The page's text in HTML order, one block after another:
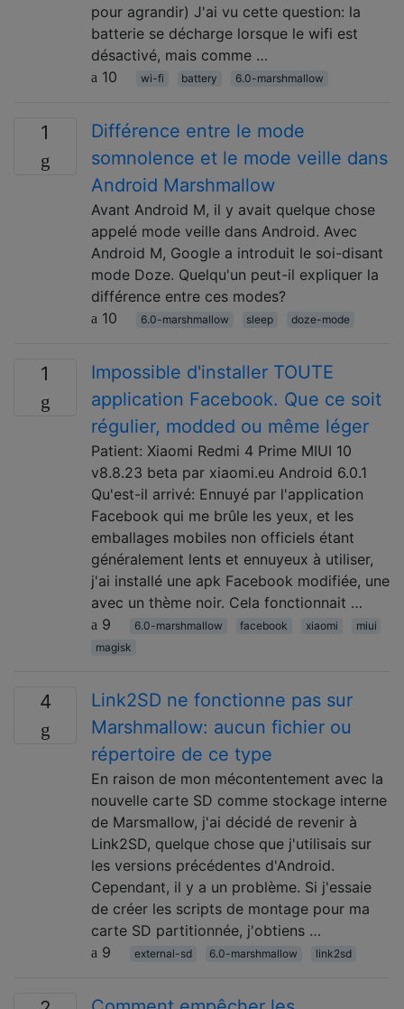
pour agrandir) J'ai vu cette question: la
batterie se décharge lorsque le wifi est
désactivé, mais comme …
10
wi-fi battery 6.0-marshmallow
1
Différence entre le mode
somnolence et le mode veille dans
Android Marshmallow
Avant Android M, il y avait quelque chose
appelé mode veille dans Android. Avec
Android M, Google a introduit le soi-disant
mode Doze. Quelqu'un peut-il expliquer la
différence entre ces modes?
10
6.0-marshmallow sleep doze-mode
1
Impossible d'installer TOUTE
application Facebook. Que ce soit
régulier, modded ou même léger
Patient: Xiaomi Redmi 4 Prime MIUI 10
v8.8.23 beta par xiaomi.eu Android 6.0.1
Qu'est-il arrivé: Ennuyé par l'application
Facebook qui me brûle les yeux, et les
emballages mobiles non officiels étant
généralement lents et ennuyeux à utiliser,
j'ai installé une apk Facebook modifiée, une
avec un thème noir. Cela fonctionnait …
9
6.0-marshmallow facebook xiaomi
miui
magisk
4
Link2SD ne fonctionne pas sur
Marshmallow: aucun fichier ou
répertoire de ce type
En raison de mon mécontentement avec la
nouvelle carte SD comme stockage interne
de Marsmallow, j'ai décidé de revenir à
Link2SD, quelque chose que j'utilisais sur
les versions précédentes d'Android.
Cependant, il y a un problème. Si j'essaie
de créer les scripts de montage pour ma
carte SD partitionnée, j'obtiens …
9
external-sd 6.0-marshmallow link2sd